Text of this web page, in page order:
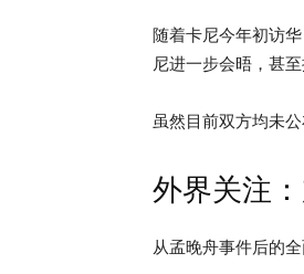
随着卡尼今年初访
尼进一步会晤，甚至
虽然目前双方均未
外界关注
从孟晚舟事件后的